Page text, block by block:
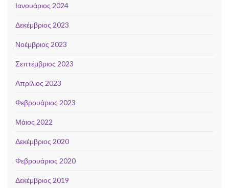
Ιανουάριος 2024
Δεκέμβριος 2023
Νοέμβριος 2023
Σεπτέμβριος 2023
Απρίλιος 2023
Φεβρουάριος 2023
Μάιος 2022
Δεκέμβριος 2020
Φεβρουάριος 2020
Δεκέμβριος 2019